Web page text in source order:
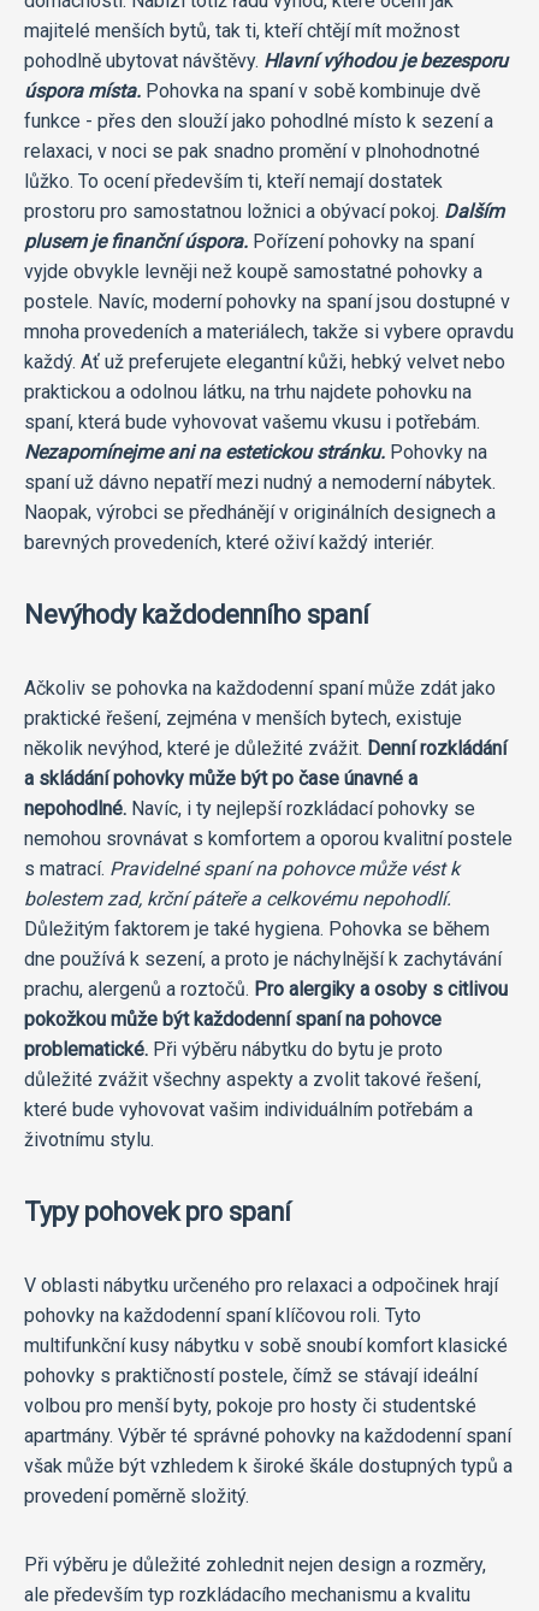
majitelé menších bytů, tak ti, kteří chtějí mít možnost
pohodlně ubytovat návštěvy. Hlavní výhodou je bezesporu
úspora místa. Pohovka na spaní v sobě kombinuje dvě
funkce - přes den slouží jako pohodlné místo k sezení a
relaxaci, v noci se pak snadno promění v plnohodnotné
lůžko. To ocení především ti, kteří nemají dostatek
prostoru pro samostatnou ložnici a obývací pokoj. Dalším
plusem je finanční úspora. Pořízení pohovky na spaní
vyjde obvykle levněji než koupě samostatné pohovky a
postele. Navíc, moderní pohovky na spaní jsou dostupné v
mnoha provedeních a materiálech, takže si vybere opravdu
každý. Ať už preferujete elegantní kůži, hebký velvet nebo
praktickou a odolnou látku, na trhu najdete pohovku na
spaní, která bude vyhovovat vašemu vkusu i potřebám.
Nezapomínejme ani na estetickou stránku. Pohovky na
spaní už dávno nepatří mezi nudný a nemoderní nábytek.
Naopak, výrobci se předhánějí v originálních designech a
barevných provedeních, které oživí každý interiér.
Nevýhody každodenního spaní
Ačkoliv se pohovka na každodenní spaní může zdát jako
praktické řešení, zejména v menších bytech, existuje
několik nevýhod, které je důležité zvážit. Denní rozkládání
a skládání pohovky může být po čase únavné a
nepohodlné. Navíc, i ty nejlepší rozkládací pohovky se
nemohou srovnávat s komfortem a oporou kvalitní postele
s matrací. Pravidelné spaní na pohovce může vést k
bolestem zad, krční páteře a celkovému nepohodlí.
Důležitým faktorem je také hygiena. Pohovka se během
dne používá k sezení, a proto je náchylnější k zachytávání
prachu, alergenů a roztočů. Pro alergiky a osoby s citlivou
pokožkou může být každodenní spaní na pohovce
problematické. Při výběru nábytku do bytu je proto
důležité zvážit všechny aspekty a zvolit takové řešení,
které bude vyhovovat vašim individuálním potřebám a
životnímu stylu.
Typy pohovek pro spaní
V oblasti nábytku určeného pro relaxaci a odpočinek hrají
pohovky na každodenní spaní klíčovou roli. Tyto
multifunkční kusy nábytku v sobě snoubí komfort klasické
pohovky s praktičností postele, čímž se stávají ideální
volbou pro menší byty, pokoje pro hosty či studentské
apartmány. Výběr té správné pohovky na každodenní spaní
však může být vzhledem k široké škále dostupných typů a
provedení poměrně složitý.
Při výběru je důležité zohlednit nejen design a rozměry,
ale především typ rozkládacího mechanismu a kvalitu